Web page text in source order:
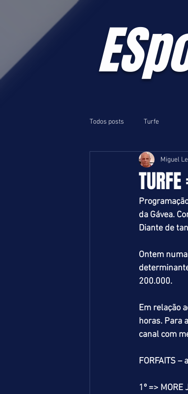
Todos posts Turfe
Miguel
da Gávea.
Diante de
Ontem
200.000.
Em relação
horas. Para
canal com
FORFAITS –
1º => MORE